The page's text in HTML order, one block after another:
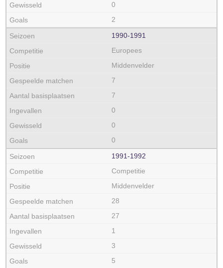
0
2
1990‑1991
Europees
Middenvelder
7
7
0
0
0
1991‑1992
Competitie
Middenvelder
28
27
1
3
5